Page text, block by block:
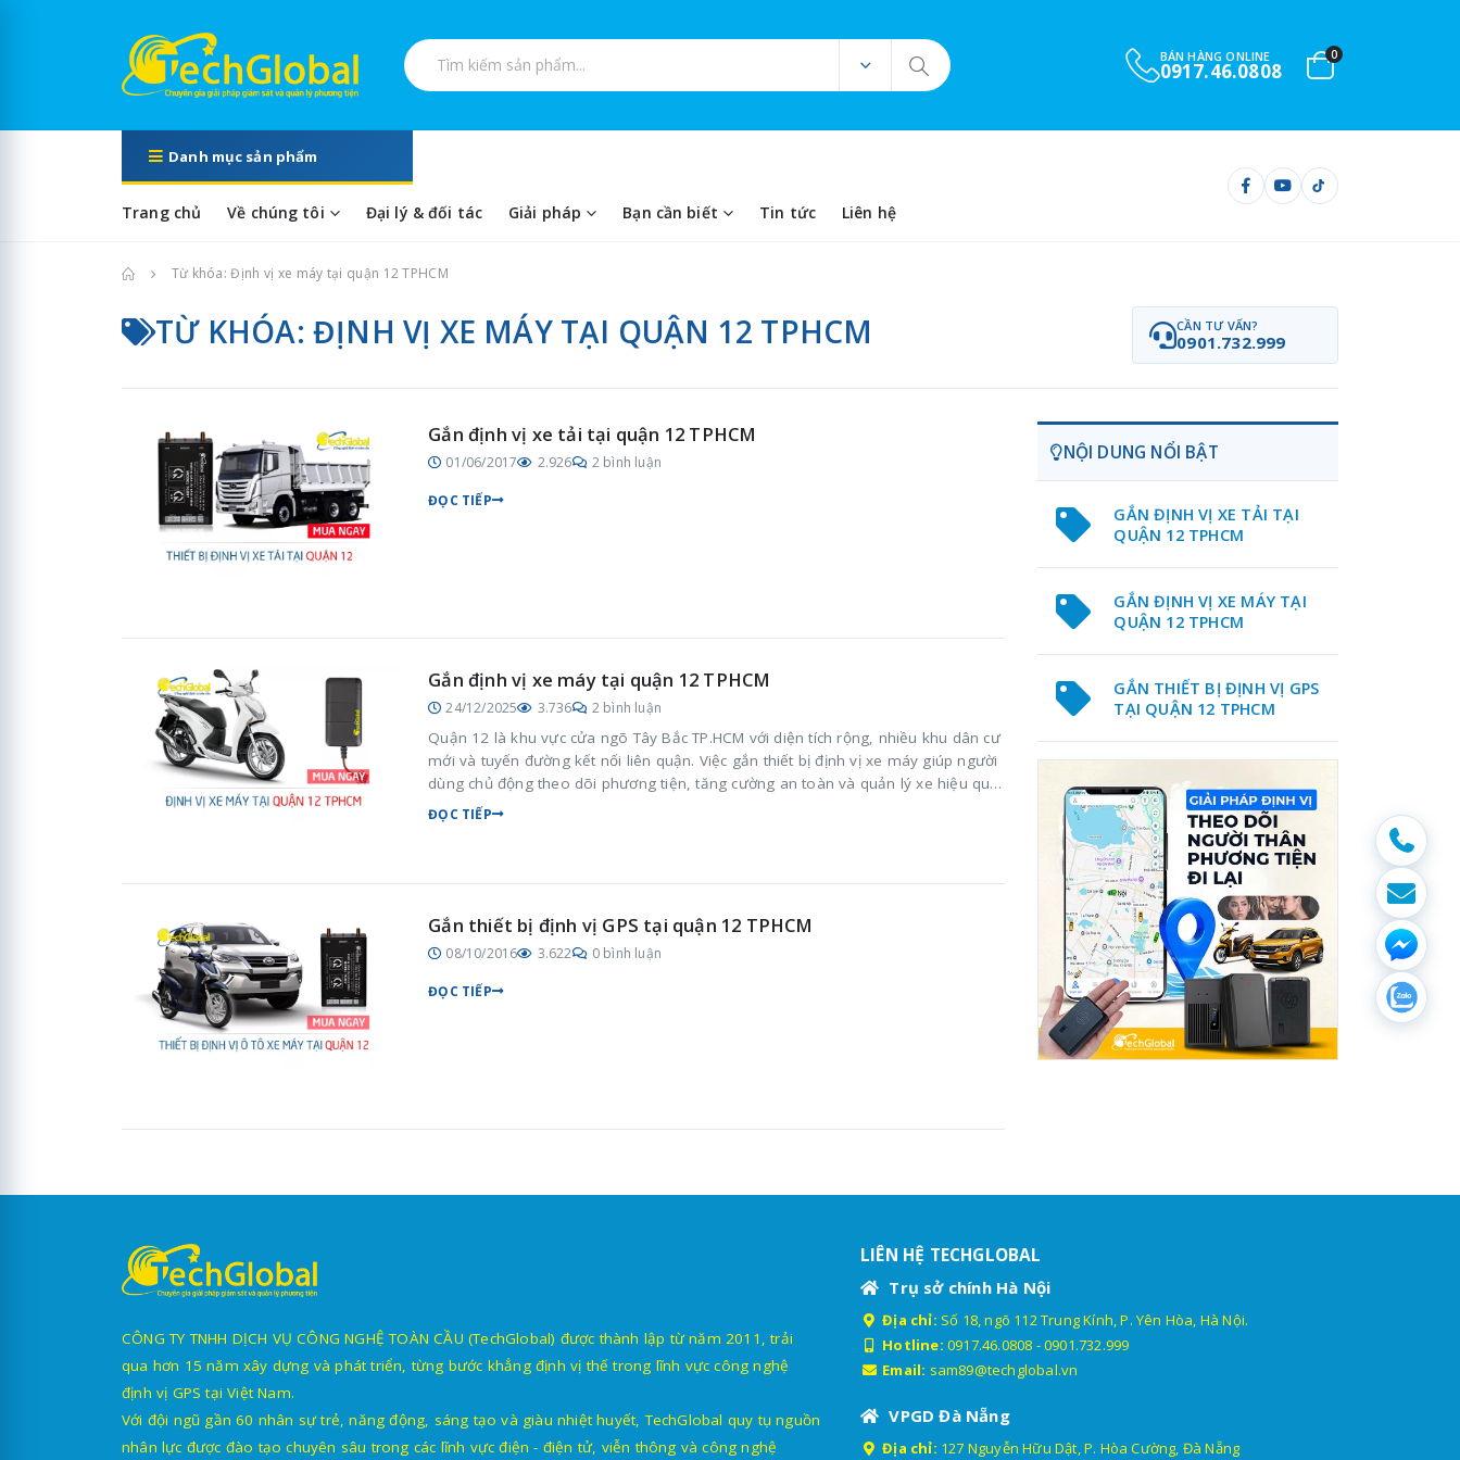
Tìm kiếm sản phẩm
BÁN HÀNG ONLINE
0917.46.0808
0
Danh mục sản phẩm
Trang chủ Về chúng tôi Đại lý & đối tác Giải pháp Bạn cần biết Tin tức Liên hệ
Trang chủTừ khóa: Định vị xe máy tại quận 12 TPHCM
TỪ KHÓA: ĐỊNH VỊ XE MÁY TẠI QUẬN 12 TPHCM CẦN TƯ VẤN?
0901.732.999
Gắn định vị xe tải tại quận 12 TPHCM
01/06/2017 2.926 2 bình luận
ĐỌC TIẾP
Gắn định vị xe máy tại quận 12 TPHCM
24/12/2025 3.736 2 bình luận
Quận 12 là khu vực cửa ngõ Tây Bắc TP.HCM với diện tích rộng, nhiều khu dân cư
mới và tuyến đường kết nối liên quận. Việc gắn thiết bị định vị xe máy giúp người
dùng chủ động theo dõi phương tiện, tăng cường an toàn và quản lý xe hiệu quả
trong sinh hoạt và công việc hằng ngày.
ĐỌC TIẾP
Gắn thiết bị định vị GPS tại quận 12 TPHCM
08/10/2016 3.622 0 bình luận
ĐỌC TIẾP
NỘI DUNG NỔI BẬT
GẮN ĐỊNH VỊ XE TẢI TẠI
QUẬN 12 TPHCM
GẮN ĐỊNH VỊ XE MÁY TẠI
QUẬN 12 TPHCM
GẮN THIẾT BỊ ĐỊNH VỊ GPS
TẠI QUẬN 12 TPHCM
CÔNG TY TNHH DỊCH VỤ CÔNG NGHỆ TOÀN CẦU (TechGlobal) được thành lập từ năm 2011, trải
qua hơn 15 năm xây dựng và phát triển, từng bước khẳng định vị thế trong lĩnh vực công nghệ
định vị GPS tại Việt Nam.
Với đội ngũ gần 60 nhân sự trẻ, năng động, sáng tạo và giàu nhiệt huyết, TechGlobal quy tụ nguồn
nhân lực được đào tạo chuyên sâu trong các lĩnh vực điện - điện tử, viễn thông và công nghệ
LIÊN HỆ TECHGLOBAL
Trụ sở chính Hà Nội
Địa chỉ: Số 18, ngõ 112 Trung Kính, P. Yên Hòa, Hà Nội.
Hotline: 0917.46.0808 -0901.732.999
Email: sam89@techglobal.vn
VPGD Đà Nẵng
Địa chỉ: 127 Nguyễn Hữu Dật, P. Hòa Cường, Đà Nẵng